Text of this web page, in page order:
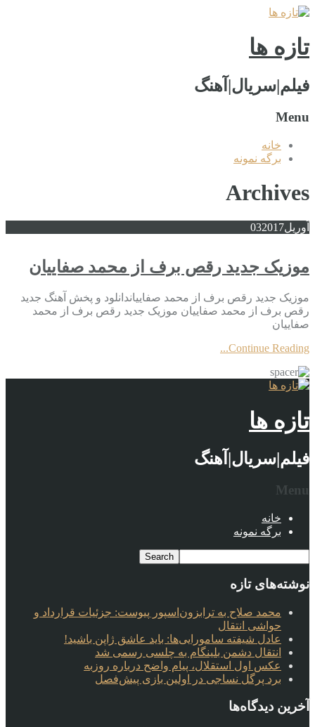
تازه ها
فیلم|سریال|آهنگ
Menu
خانه
برگه نمونه
Archives
آوریل 032017
موزیک جدید رقص برف از محمد صفاییان
موزیک جدید رقص برف از محمد صفاییاندانلود و پخش آهنگ جدید
رقص برف از محمد صفاییان موزیک جدید رقص برف از محمد
صفاییان
Continue Reading...
تازه ها
فیلم|سریال|آهنگ
Menu
خانه
برگه نمونه
نوشته‌های تازه
محمد صلاح به ترابزون‌اسپور پیوست: جزئیات قرارداد و
حواشی انتقال
عادل شیفته سامورایی‌ها: باید عاشق ژاپن باشید!
انتقال دشمن بلینگام به چلسی رسمی شد
عکس اول استقلال، پیام واضح درباره روزبه
برد پرگل نساجی در اولین بازی پیش‌فصل
آخرین دیدگاه‌ها